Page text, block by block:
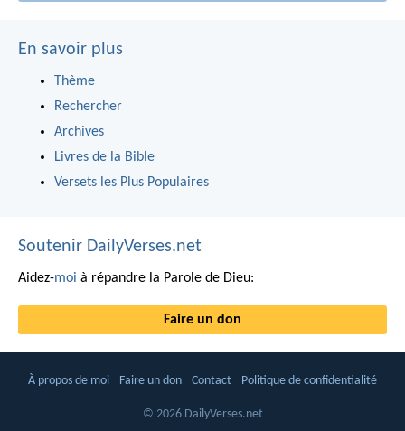
En savoir plus
Thème
Rechercher
Archives
Livres de la Bible
Versets les Plus Populaires
Soutenir DailyVerses.net
Aidez-moi à répandre la Parole de Dieu:
Faire un don
À propos de moi Faire un don Contact Politique de confidentialité
© 2026 DailyVerses.net